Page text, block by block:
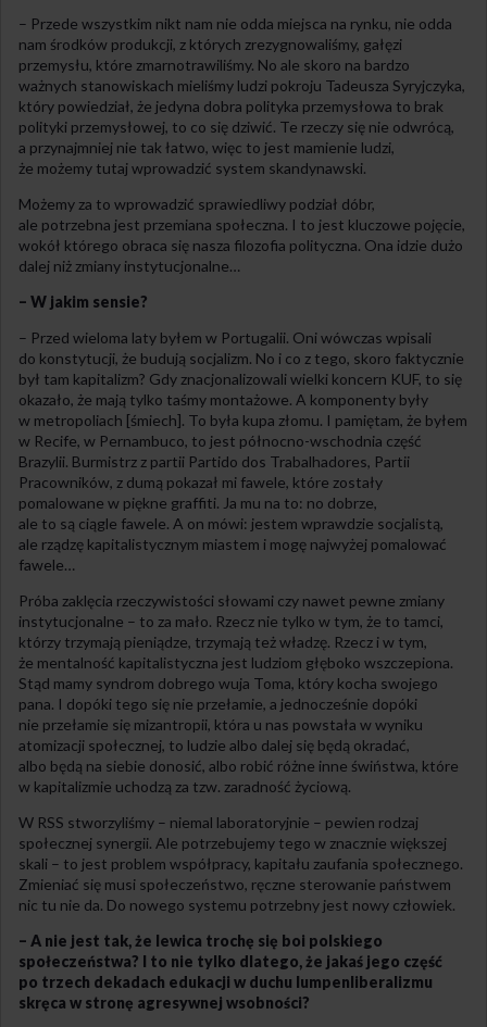
– Przede wszystkim nikt nam nie odda miejsca na rynku, nie odda
nam środków produkcji, z których zrezygnowaliśmy, gałęzi
przemysłu, które zmarnotrawiliśmy. No ale skoro na bardzo
ważnych stanowiskach mieliśmy ludzi pokroju Tadeusza Syryjczyka,
który powiedział, że jedyna dobra polityka przemysłowa to brak
polityki przemysłowej, to co się dziwić. Te rzeczy się nie odwrócą,
a przynajmniej nie tak łatwo, więc to jest mamienie ludzi,
że możemy tutaj wprowadzić system skandynawski.
Możemy za to wprowadzić sprawiedliwy podział dóbr,
ale potrzebna jest przemiana społeczna. I to jest kluczowe pojęcie,
wokół którego obraca się nasza filozofia polityczna. Ona idzie dużo
dalej niż zmiany instytucjonalne…
– W jakim sensie?
– Przed wieloma laty byłem w Portugalii. Oni wówczas wpisali
do konstytucji, że budują socjalizm. No i co z tego, skoro faktycznie
był tam kapitalizm? Gdy znacjonalizowali wielki koncern KUF, to się
okazało, że mają tylko taśmy montażowe. A komponenty były
w metropoliach [śmiech]. To była kupa złomu. I pamiętam, że byłem
w Recife, w Pernambuco, to jest północno-wschodnia część
Brazylii. Burmistrz z partii Partido dos Trabalhadores, Partii
Pracowników, z dumą pokazał mi fawele, które zostały
pomalowane w piękne graffiti. Ja mu na to: no dobrze,
ale to są ciągle fawele. A on mówi: jestem wprawdzie socjalistą,
ale rządzę kapitalistycznym miastem i mogę najwyżej pomalować
fawele…
Próba zaklęcia rzeczywistości słowami czy nawet pewne zmiany
instytucjonalne – to za mało. Rzecz nie tylko w tym, że to tamci,
którzy trzymają pieniądze, trzymają też władzę. Rzecz i w tym,
że mentalność kapitalistyczna jest ludziom głęboko wszczepiona.
Stąd mamy syndrom dobrego wuja Toma, który kocha swojego
pana. I dopóki tego się nie przełamie, a jednocześnie dopóki
nie przełamie się mizantropii, która u nas powstała w wyniku
atomizacji społecznej, to ludzie albo dalej się będą okradać,
albo będą na siebie donosić, albo robić różne inne świństwa, które
w kapitalizmie uchodzą za tzw. zaradność życiową.
W RSS stworzyliśmy – niemal laboratoryjnie – pewien rodzaj
społecznej synergii. Ale potrzebujemy tego w znacznie większej
skali – to jest problem współpracy, kapitału zaufania społecznego.
Zmieniać się musi społeczeństwo, ręczne sterowanie państwem
nic tu nie da. Do nowego systemu potrzebny jest nowy człowiek.
– A nie jest tak, że lewica trochę się boi polskiego
społeczeństwa? I to nie tylko dlatego, że jakaś jego część
po trzech dekadach edukacji w duchu lumpenliberalizmu
skręca w stronę agresywnej wsobności?